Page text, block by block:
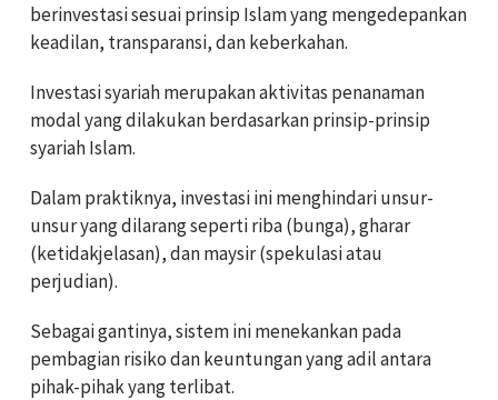
berinvestasi sesuai prinsip Islam yang mengedepankan
keadilan, transparansi, dan keberkahan.
Investasi syariah merupakan aktivitas penanaman
modal yang dilakukan berdasarkan prinsip-prinsip
syariah Islam.
Dalam praktiknya, investasi ini menghindari unsur-
unsur yang dilarang seperti riba (bunga), gharar
(ketidakjelasan), dan maysir (spekulasi atau
perjudian).
Sebagai gantinya, sistem ini menekankan pada
pembagian risiko dan keuntungan yang adil antara
pihak-pihak yang terlibat.